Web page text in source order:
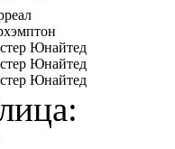
Юнайтед
Юнайтед
Юнайтед